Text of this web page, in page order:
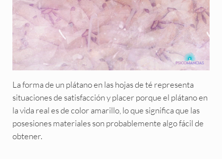
La forma de un plátano en las hojas de té representa
situaciones de satisfacción y placer porque el plátano en
la vida real es de color amarillo, lo que significa que las
posesiones materiales son probablemente algo fácil de
obtener.